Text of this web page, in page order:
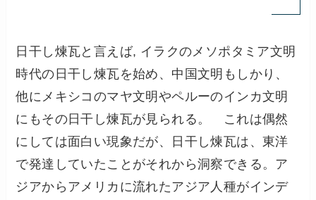
日干し煉瓦と言えば, イラクのメソポタミア文明
時代の日干し煉瓦を始め、中国文明もしかり、
他にメキシコのマヤ文明やペルーのインカ文明
にもその日干し煉瓦が見られる。 これは偶然
にしては面白い現象だが、日干し煉瓦は、東洋
で発達していたことがそれから洞察できる。ア
ジアからアメリカに流れたアジア人種がインデ